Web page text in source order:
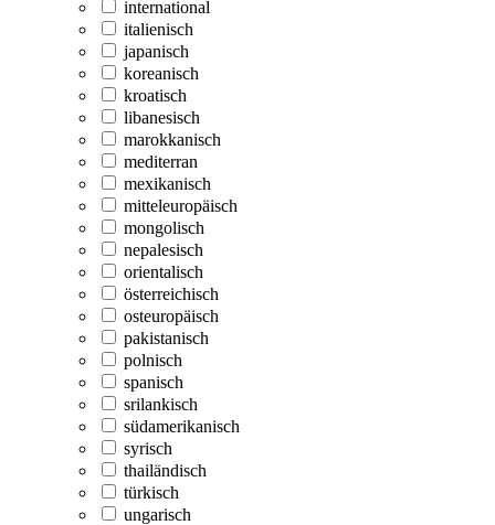
international
italienisch
japanisch
koreanisch
kroatisch
libanesisch
marokkanisch
mediterran
mexikanisch
mitteleuropäisch
mongolisch
nepalesisch
orientalisch
österreichisch
osteuropäisch
pakistanisch
polnisch
spanisch
srilankisch
südamerikanisch
syrisch
thailändisch
türkisch
ungarisch